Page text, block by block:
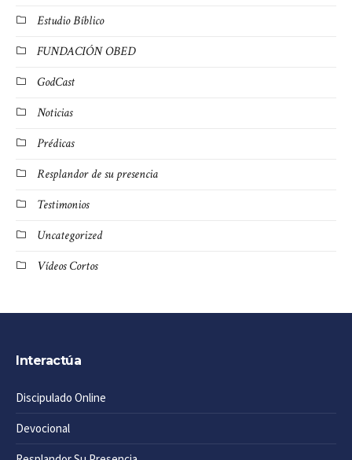
Estudio Bíblico
FUNDACIÓN OBED
GodCast
Noticias
Prédicas
Resplandor de su presencia
Testimonios
Uncategorized
Vídeos Cortos
Interactúa
Discipulado Online
Devocional